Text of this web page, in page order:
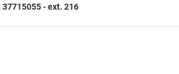
37715055 - ext. 216